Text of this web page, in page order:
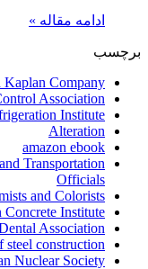
ادامه مقاله »
برچسب
Kaplan Company
Association
Institute
Alteration
amazon ebook
Transportation
Officials
and Colorists
Concrete Institute
Association
steel construction
Nuclear Society